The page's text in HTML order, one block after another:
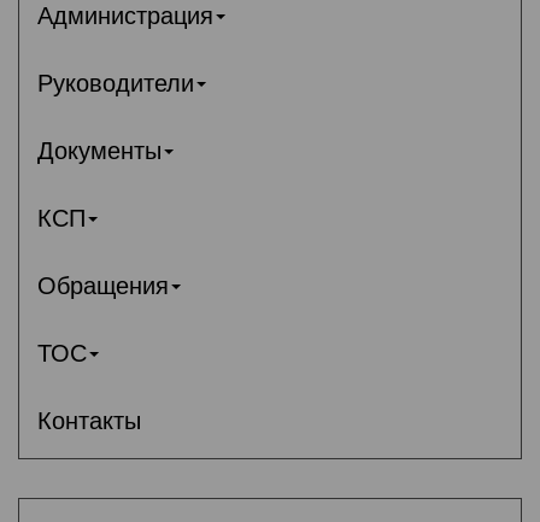
Администрация
Руководители
Документы
КСП
Обращения
ТОС
Контакты